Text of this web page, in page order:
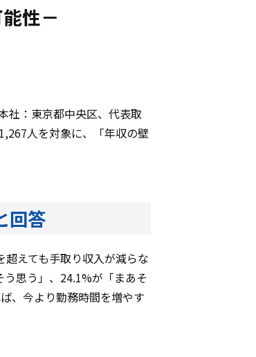
性－
社：東京都中央区、代表取
人を対象に、「年収の壁
回答
えても手取り収入が減らな
思う」、24.1%が「まあそ
、今より勤務時間を増やす